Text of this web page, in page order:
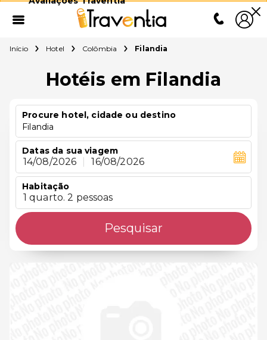
Início Hotel Colômbia Filandia
Hotéis em Filandia
Procure hotel, cidade ou destino
Filandia
Datas da sua viagem
14/08/2026 16/08/2026
Habitação
1 quarto. 2 pessoas
Pesquisar